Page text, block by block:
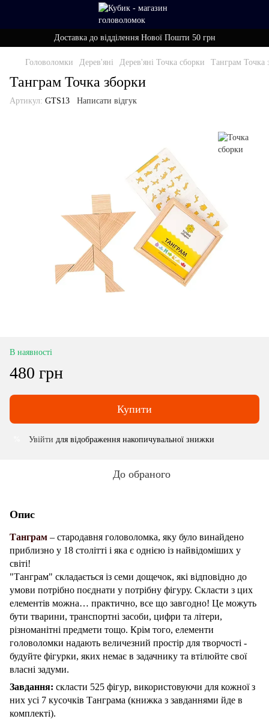
Доставка до відділення Нової Пошти 50 грн
Головоломки Дерев'яні Дерев'яні Точка сборки Танграм Точка
Танграм Точка зборки
Артикул: GTS13 Написати відгук
В наявності
480 грн
Купити
Увійти для відображення накопичувальної знижки
До обраного
Опис
Танграм – стародавня головоломка, яку було винайдено
приблизно у 18 столітті і яка є однією із найвідоміших у
світі!
"Танграм" складається із семи дощечок, які відповідно до
умови потрібно поєднати у потрібну фігуру. Скласти з цих
елементів можна… практично, все що завгодно! Це можуть
бути тварини, транспортні засоби, цифри та літери,
різноманітні предмети тощо. Крім того, елементи
головоломки надають величезний простір для творчості -
будуйте фігурки, яких немає в задачнику та втілюйте свої
власні задуми.
Завдання: скласти 525 фігур, використовуючи для кожної з
них усі 7 кусочків Танграма (книжка з завданнями йде в
комплекті).